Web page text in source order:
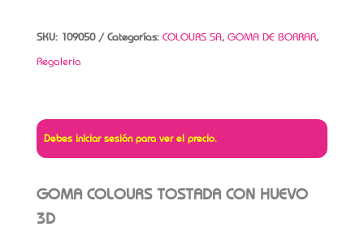
SKU: 109050 Categorías: COLOURS SA, GOMA DE BORRAR,
Regaleria
Debes iniciar sesión para ver el precio.
GOMA COLOURS TOSTADA CON HUEVO
3D